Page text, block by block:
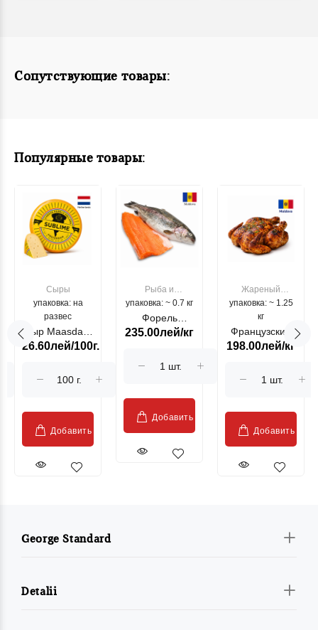
Сопутствующие товары:
Популярные товары:
Сыры
упаковка: на
развес
Сыр Maasdam
Sublime Cow
26.60лей/100г.
Добавить
Рыба и
морепродукты
упаковка: ~ 0.7 кг
Форель
лососевая
Moldovenesc"
235.00лей/кг
Добавить
Жареный
цыпленок
упаковка: ~ 1.25
кг
Французский
гриль, кг
198.00лей/кг
Добавить
George Standard
Detalii